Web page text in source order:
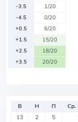
-3.5
1/20
-4.5
0/20
+0.5
6/20
+1.5
15/20
+2.5
18/20
+3.5
20/20
В Н П Ср.
13
2 5